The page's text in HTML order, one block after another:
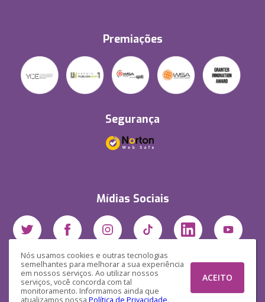
Nós usamos cookies e outras tecnologias
semelhantes para melhorar a sua experiência
em nossos serviços. Ao utilizar nossos
serviços, você concorda com tal
monitoramento. Informamos ainda que
atualizamos nossa Política de Privacidade.
ACEITO
Premiações
Segurança
Mídias Sociais